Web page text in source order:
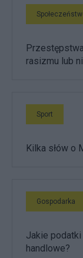
rasizmu lub
Sport
Kilka słów o
Gospodarka
Jakie
handlowe?